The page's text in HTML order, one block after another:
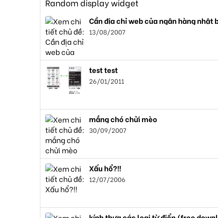
Random display widget
Cần địa chỉ web của ngân hàng nhật
13/08/2007
test test
26/01/2011
mắng chó chửi mèo
30/09/2007
Xấu hổ?!!
12/07/2006